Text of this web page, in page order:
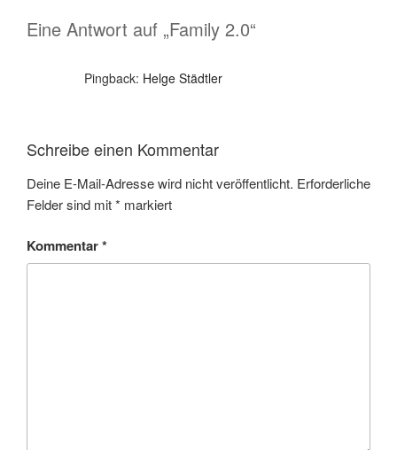
Eine Antwort auf „Family 2.0“
Pingback: Helge Städtler
Schreibe einen Kommentar
Deine E-Mail-Adresse wird nicht veröffentlicht. Erforderliche
Felder sind mit* markiert
Kommentar*